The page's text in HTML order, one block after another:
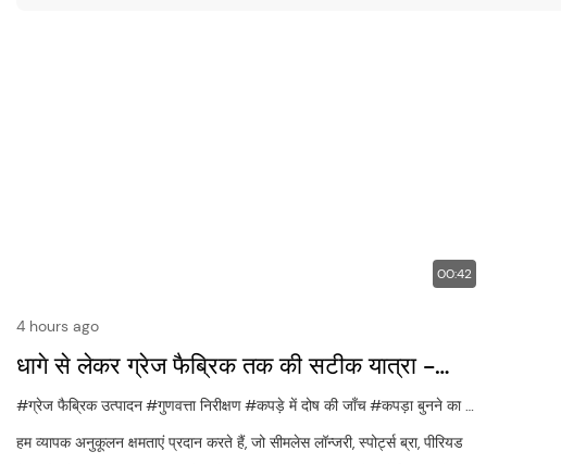
00:42
4 hours ago
धागे से लेकर ग्रेज फैब्रिक तक की सटीक यात्रा -
एस·काइफेई
#ग्रेज फैब्रिक उत्पादन#गुणवत्ता निरीक्षण#कपड़े में दोष की जाँच#कपड़ा बुनने का करघा
हम व्यापक अनुकूलन क्षमताएं प्रदान करते हैं, जो सीमलेस लॉन्जरी, स्पोर्ट्स ब्रा, पीरियड